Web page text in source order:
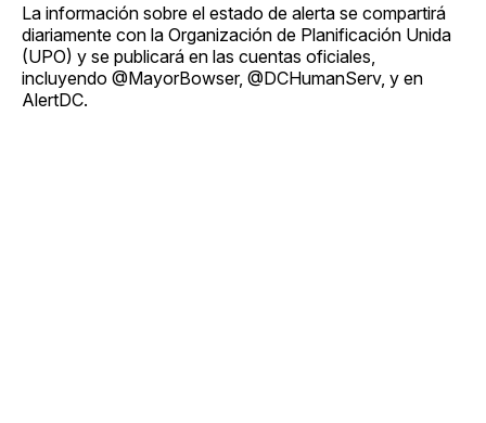
La información sobre el estado de alerta se compartirá
diariamente con la Organización de Planificación Unida
(UPO) y se publicará en las cuentas oficiales,
incluyendo @MayorBowser, @DCHumanServ, y en
AlertDC.